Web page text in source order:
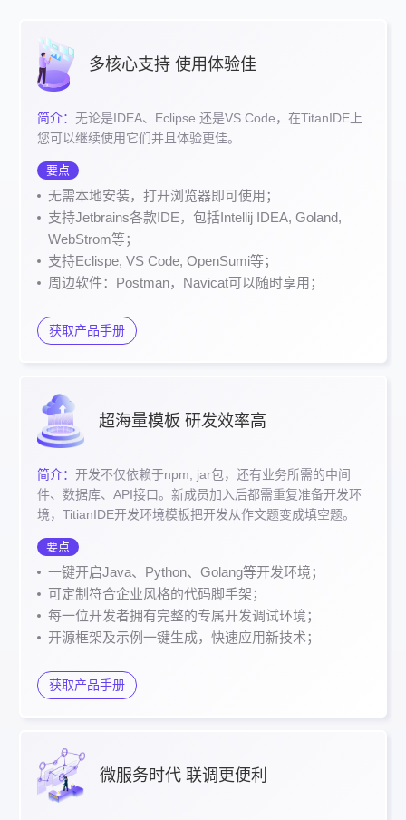
多核心支持 使用体验佳
简介： 无论是IDEA、Eclipse 还是VS Code，在TitanIDE上
您可以继续使用它们并且体验更佳。
要点
无需本地安装，打开浏览器即可使用；
支持Jetbrains各款IDE，包括Intellij IDEA, Goland,
WebStrom等；
支持Eclispe, VS Code, OpenSumi等；
周边软件：Postman，Navicat可以随时享用；
获取产品手册
超海量模板 研发效率高
简介： 开发不仅依赖于npm, jar包，还有业务所需的中间
件、数据库、API接口。新成员加入后都需重复准备开发环
境，TitianIDE开发环境模板把开发从作文题变成填空题。
要点
一键开启Java、Python、Golang等开发环境；
可定制符合企业风格的代码脚手架；
每一位开发者拥有完整的专属开发调试环境；
开源框架及示例一键生成，快速应用新技术；
获取产品手册
微服务时代 联调更便利